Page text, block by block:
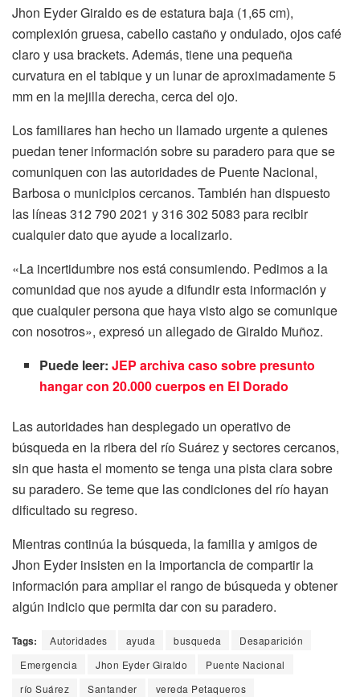
Jhon Eyder Giraldo es de estatura baja (1,65 cm),
complexión gruesa, cabello castaño y ondulado, ojos café
claro y usa brackets. Además, tiene una pequeña
curvatura en el tabique y un lunar de aproximadamente 5
mm en la mejilla derecha, cerca del ojo.
Los familiares han hecho un llamado urgente a quienes
puedan tener información sobre su paradero para que se
comuniquen con las autoridades de Puente Nacional,
Barbosa o municipios cercanos. También han dispuesto
las líneas 312 790 2021 y 316 302 5083 para recibir
cualquier dato que ayude a localizarlo.
«La incertidumbre nos está consumiendo. Pedimos a la
comunidad que nos ayude a difundir esta información y
que cualquier persona que haya visto algo se comunique
con nosotros», expresó un allegado de Giraldo Muñoz.
Puede leer:JEP archiva caso sobre presunto
hangar con 20.000 cuerpos en El Dorado
Las autoridades han desplegado un operativo de
búsqueda en la ribera del río Suárez y sectores cercanos,
sin que hasta el momento se tenga una pista clara sobre
su paradero. Se teme que las condiciones del río hayan
dificultado su regreso.
Mientras continúa la búsqueda, la familia y amigos de
Jhon Eyder insisten en la importancia de compartir la
información para ampliar el rango de búsqueda y obtener
algún indicio que permita dar con su paradero.
Tags: Autoridades ayuda busqueda
Desaparición
Emergencia
Jhon Eyder Giraldo
Puente Nacional
río Suárez
Santander vereda Petaqueros